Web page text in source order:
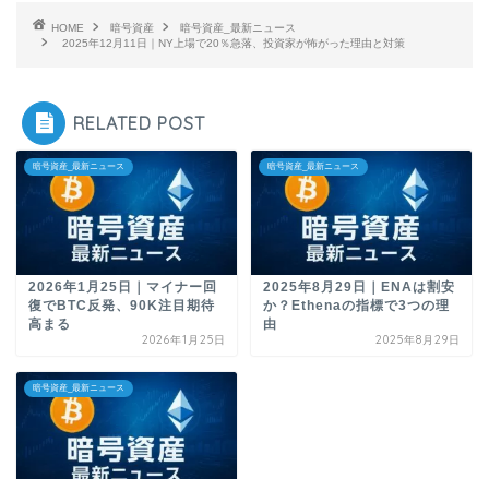
HOME 暗号資産
暗号資産_最新ニュース
2025年12月11日｜NY上場で20％急落、投資家が怖がった理由と対策
RELATED POST
暗号資産_最新ニュース
2026年1月25日｜マイナー回
復でBTC反発、90K注目期待
高まる
2026年1月25日
暗号資産_最新ニュース
2025年8月29日｜ENAは割安
か？Ethenaの指標で3つの理
由
2025年8月29日
暗号資産_最新ニュース